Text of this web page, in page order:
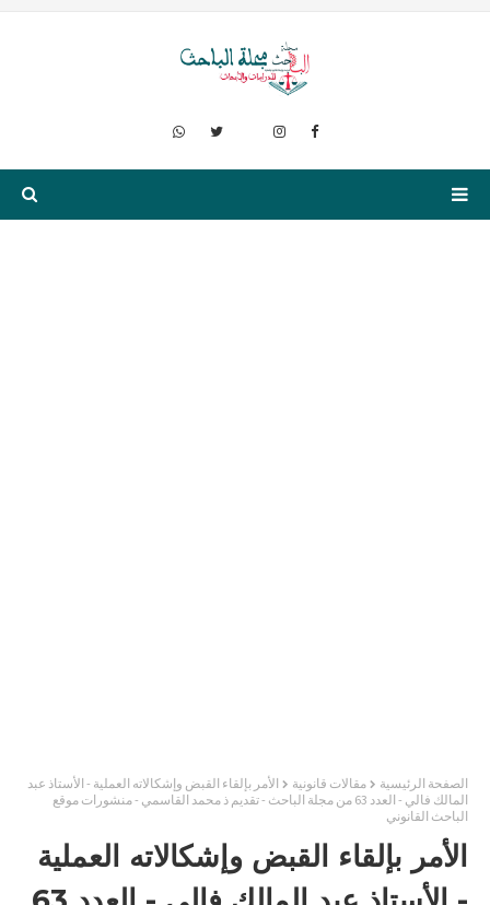
الصفحة الرئيسية مقالات قانونية
الأمر بإلقاء القبض وإشكالاته العملية - الأستاذ عبد
المالك فالي - العدد 63 من مجلة الباحث - تقديم ذ محمد القاسمي - منشورات موقع
الباحث القانوني
الأمر بإلقاء القبض وإشكالاته العملية